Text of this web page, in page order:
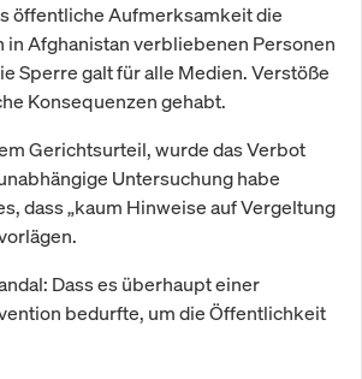
öffentliche Aufmerksamkeit die
in Afghanistan verbliebenen Personen
Sperre galt für alle Medien. Verstöße
Konsequenzen gehabt.
Gerichtsurteil, wurde das Verbot
Untersuchung habe
dass „kaum Hinweise auf Vergeltung
Dass es überhaupt einer
bedurfte, um die Öffentlichkeit